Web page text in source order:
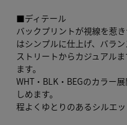
■ディテール
バックプリントが視線を惹
はシンプルに仕上げ、バラン
ストリートからカジュアル
ます。
WHT・BLK・BEGのカラー
しめます。
程よくゆとりのあるシルエッ